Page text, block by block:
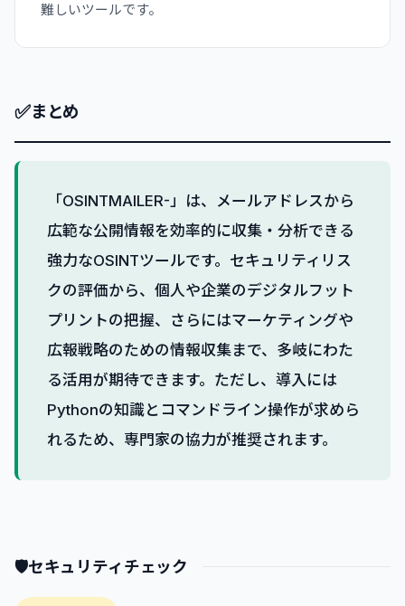
難しいツールです。
✅まとめ
「OSINTMAILER-」は、メールアドレスから
広範な公開情報を効率的に収集・分析できる
強力なOSINTツールです。セキュリティリス
クの評価から、個人や企業のデジタルフット
プリントの把握、さらにはマーケティングや
広報戦略のための情報収集まで、多岐にわた
る活用が期待できます。ただし、導入には
Pythonの知識とコマンドライン操作が求めら
れるため、専門家の協力が推奨されます。
🛡セキュリティチェック